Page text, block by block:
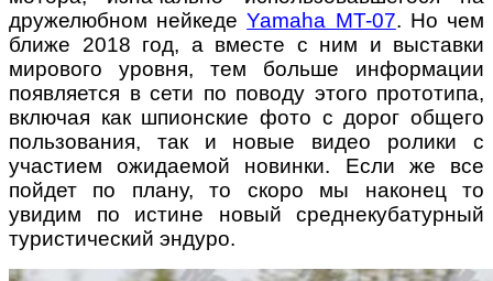
дружелюбном нейкедеYamaha MT-07. Но чем
ближе 2018 год, а вместе с ним и выставки
мирового уровня, тем больше информации
появляется в сети по поводу этого прототипа,
включая как шпионские фото с дорог общего
пользования, так и новые видео ролики с
участием ожидаемой новинки. Если же все
пойдет по плану, то скоро мы наконец то
увидим по истине новый среднекубатурный
туристический эндуро.